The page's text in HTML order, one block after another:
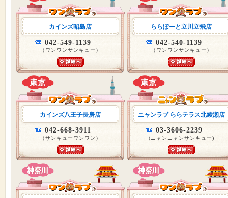
カインズ昭島店
042-549-1139
（ワンワンサンキュー）
ららぽーと立川立飛店
042-540-1139
（ワンワンサンキュー）
カインズ八王子長房店
042-668-3911
（サンキューワンワン）
ニャンラブ ららテラス北綾瀬店
03-3606-2239
(ニャンニャンサンキュー)